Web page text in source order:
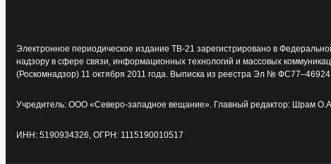
Электронное периодическое издание ТВ-21 зарегистрировано в
надзору в сфере связи, информационных технологий и массовых
(Роскомнадзор) 11 октября 2011 года. Выписка из реестра Эл №
Учредитель: ООО «Северо-западное вещание». Главный редактор: Шрам
ИНН: 5190934326, ОГРН: 1115190010517